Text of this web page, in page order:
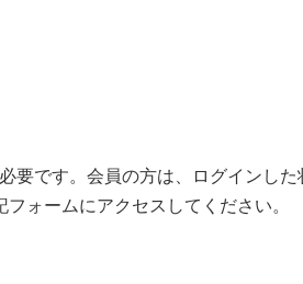
要です。会員の方は、ログインした
ォームにアクセスしてください。